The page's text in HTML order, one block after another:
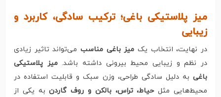
میز پلاستیکی باغی؛ ترکیب سادگی، کاربرد و
زیبایی
در نهایت، انتخاب یک میز باغی مناسب می‌تواند تاثیر زیادی
در نظم و زیبایی محیط بیرونی داشته باشد.میز پلاستیکی
باغی به دلیل سادگی طراحی، وزن سبک و قابلیت استفاده در
محیط‌هایی مثلحیاط، تراس، بالکن و روف گاردنبه یکی از